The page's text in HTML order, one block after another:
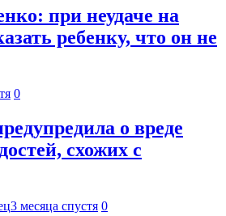
при неудаче на
ребенку, что он не
0
о вреде
схожих с
3 месяца спустя 0